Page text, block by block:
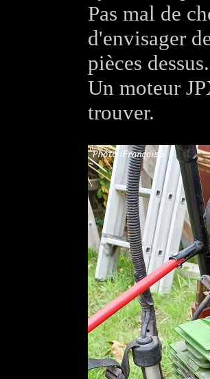
Pas mal de
d'envisager
pièces dessus.
Un moteur
trouver.